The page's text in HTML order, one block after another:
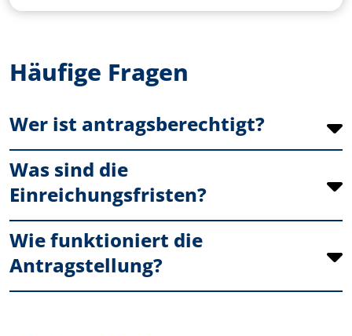
Häufige Fragen
Wer ist antragsberechtigt?
Was sind die
Einreichungsfristen?
Wie funktioniert die
Antragstellung?